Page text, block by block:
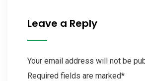
Leave a Reply
Your email address will not be
Required fields are marked*